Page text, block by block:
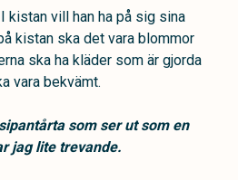
kistan vill han ha på sig sina
kistan ska det vara blommor
ska ha kläder som är gjorda
vara bekvämt.
som ser ut som en
jag lite trevande.